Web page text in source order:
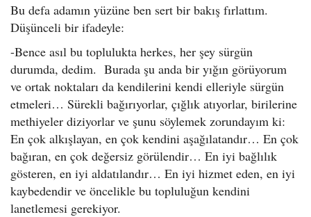
Bu defa adamın yüzüne ben sert bir bakış fırlattım.
Düşünceli bir ifadeyle:
-Bence asıl bu toplulukta herkes, her şey sürgün
durumda, dedim. Burada şu anda bir yığın görüyorum
ve ortak noktaları da kendilerini kendi elleriyle sürgün
etmeleri… Sürekli bağırıyorlar, çığlık atıyorlar, birilerine
methiyeler diziyorlar ve şunu söylemek zorundayım ki:
En çok alkışlayan, en çok kendini aşağılatandır… En çok
bağıran, en çok değersiz görülendir… En iyi bağlılık
gösteren, en iyi aldatılandır… En iyi hizmet eden, en iyi
kaybedendir ve öncelikle bu topluluğun kendini
lanetlemesi gerekiyor.